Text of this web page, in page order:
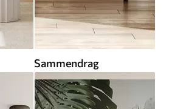
Sammendrag